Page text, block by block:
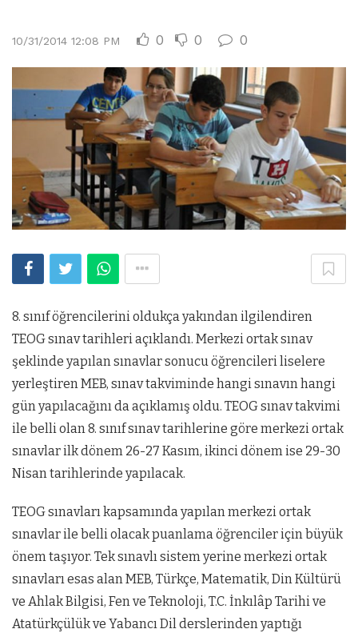
10/31/2014 12:08 PM 0 0 0
8. sınıf öğrencilerini oldukça yakından ilgilendiren
TEOG sınav tarihleri açıklandı. Merkezi ortak sınav
şeklinde yapılan sınavlar sonucu öğrencileri liselere
yerleştiren MEB, sınav takviminde hangi sınavın hangi
gün yapılacağını da açıklamış oldu. TEOG sınav takvimi
ile belli olan 8. sınıf sınav tarihlerine göre merkezi ortak
sınavlar ilk dönem 26-27 Kasım, ikinci dönem ise 29-30
Nisan tarihlerinde yapılacak.
TEOG sınavları kapsamında yapılan merkezi ortak
sınavlar ile belli olacak puanlama öğrenciler için büyük
önem taşıyor. Tek sınavlı sistem yerine merkezi ortak
sınavları esas alan MEB, Türkçe, Matematik, Din Kültürü
ve Ahlak Bilgisi, Fen ve Teknoloji, T.C. İnkılâp Tarihi ve
Atatürkçülük ve Yabancı Dil derslerinden yaptığı